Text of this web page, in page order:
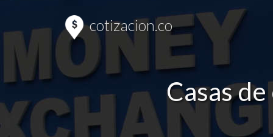
cotizacion.co
Casas